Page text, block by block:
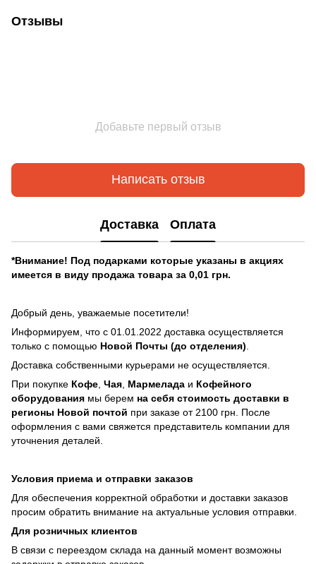
Отзывы
Добавьте первый отзыв
Написать отзыв
Доставка Оплата
*Внимание! Под подарками которые указаны в акциях
имеется в виду продажа товара за 0,01 грн.
Добрый день, уважаемые посетители!
Информируем, что с 01.01.2022 доставка осуществляется
только с помощью Новой Почты (до отделения)
Доставка собственными курьерами не осуществляется.
При покупке Кофе Чая Мармелада и Кофейного
оборудования мы берем на себя стоимость доставки в
регионы Новой почтой при заказе от 2100 грн. После
оформления с вами свяжется представитель компании для
уточнения деталей.
Условия приема и отправки заказов
Для обеспечения корректной обработки и доставки заказов
просим обратить внимание на актуальные условия отправки.
Для розничных клиентов
В связи с переездом склада на данный момент возможны